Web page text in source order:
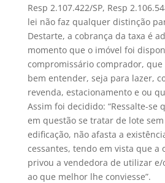
Resp 2.107.422/SP, Resp
lei não faz qualquer distinção
Destarte, a cobrança da taxa é
momento que o imóvel foi
compromissário comprador,
bem entender, seja para lazer,
revenda, estacionamento e ou
Assim foi decidido: “Ressalte-se
em questão se tratar de lote
edificação, não afasta a
cessantes, tendo em vista que a
privou a vendedora de utilizar
ao que melhor lhe conviesse”.